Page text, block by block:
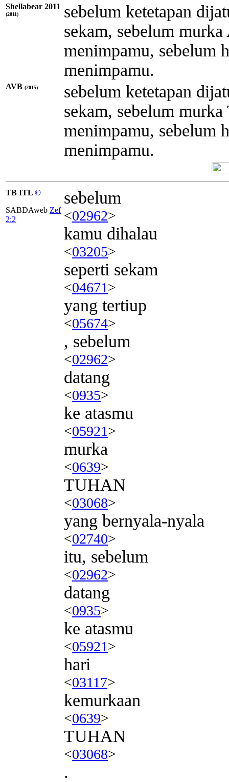
Shellabear 2011
(2011)
sebelum ketetapan
sekam, sebelum
menimpamu, sebelum
menimpamu.
AVB (2015)
sebelum ketetapan
sekam, sebelum
menimpamu, sebelum
menimpamu.
TB ITL ©
SABDAweb Zef
2:2
sebelum
<02962>
kamu dihalau
<03205>
seperti sekam
<04671>
yang tertiup
<05674>
, sebelum
<02962>
datang
<0935>
ke atasmu
<05921>
murka
<0639>
TUHAN
<03068>
yang bernyala-nyala
<02740>
itu, sebelum
<02962>
datang
<0935>
ke atasmu
<05921>
hari
<03117>
kemurkaan
<0639>
TUHAN
<03068>
.